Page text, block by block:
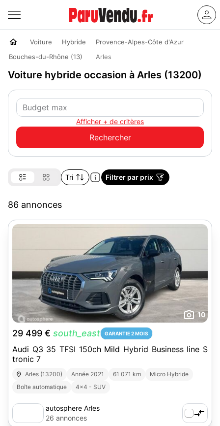
Voiture Hybride
Provence-Alpes-Côte d'Azur
Bouches-du-Rhône (13)
Arles
Voiture hybride occasion à Arles (13200)
Afficher + de critères
Tri Filtrer par prix
86 annonces
10
29 499 € south_east GARANTIE 2 MOIS
Audi Q3 35 TFSI 150ch Mild Hybrid Business line S
tronic 7
Arles (13200) Année 2021 61 071 km
Micro Hybride
Boîte automatique
4x4 - SUV
autosphere Arles
26 annonces